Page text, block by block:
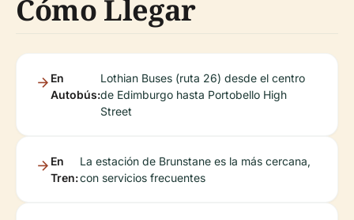
Cómo Llegar
En
Autobús:
Lothian Buses (ruta 26) desde el centro
de Edimburgo hasta Portobello High
Street
En
Tren:
La estación de Brunstane es la más cercana,
con servicios frecuentes